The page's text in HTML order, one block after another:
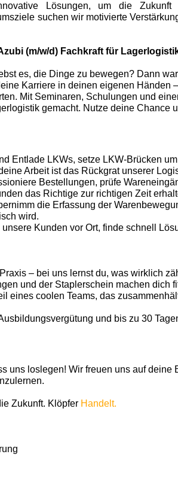
Lösungen, um die
suchen wir motivierte
(m/w/d) Fachkraft für
es, die Dinge zu bewegen? Dann
Karriere in deinen eigenen Händen
Mit Seminaren, Schulungen und
gemacht. Nutze deine Chance
Entlade LKWs, setze LKW-Brücken
Arbeit ist das Rückgrat unserer
Bestellungen, prüfe
das Richtige zur richtigen Zeit
die Erfassung der
wird.
unsere Kunden vor Ort, finde schnell
– bei uns lernst du, was wirklich
und der Staplerschein machen dich
eines coolen Teams, das
und bis zu 30
uns loslegen! Wir freuen uns auf deine
Zukunft. Klöpfer Handelt.